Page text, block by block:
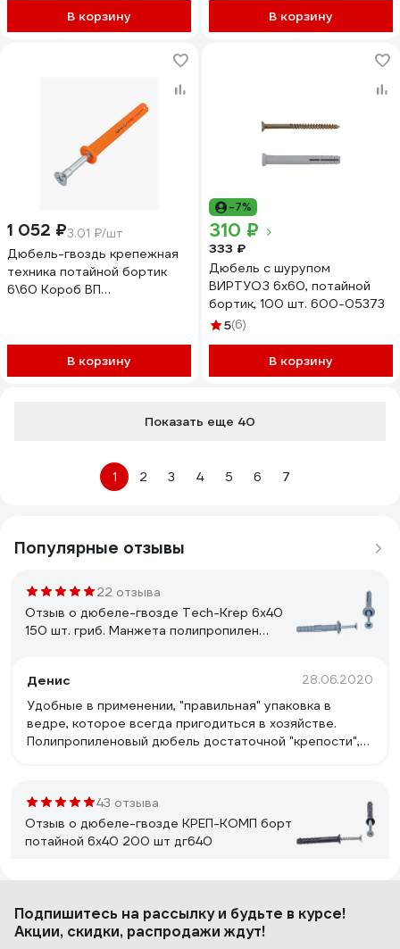
В корзину
В корзину
1 052 ₽3.01 ₽/шт
Дюбель-гвоздь крепежная
техника потайной бортик
6\60 Короб ВП
В корзину
-7%
310 ₽
333 ₽
Дюбель с шурупом
ВИРТУОЗ 6х60, потайной
бортик, 100 шт. 600-05373
5(6)
В корзину
Показать еще 40
1 2 3 4 5 6 7
Популярные отзывы
22 отзыва
Отзыв о дюбеле-гвозде Tech-Krep 6х40
150 шт. гриб. Манжета полипропилен
Денис
28.06.2020
Удобные в применении, "правильная" упаковка в
ведре, которое всегда пригодиться в хозяйстве.
Полипропиленовый дюбель достаточной "крепости",
43 отзыва
Отзыв о дюбеле-гвозде КРЕП-КОМП борт
потайной 6х40 200 шт дг640
Цена
Подпишитесь на рассылкуи будьте в курсе!
Акции, скидки, распродажи ждут!